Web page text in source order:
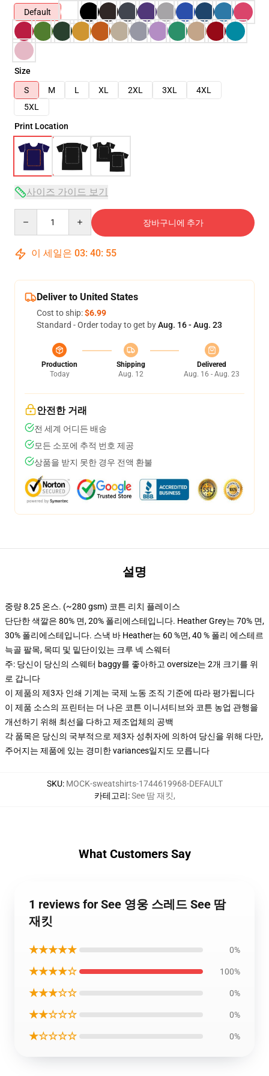
Default
Size
S
M L XL 2XL 3XL
4XL
5XL
Print Location
사이즈 가이드 보기
장바구니에 추가
이 세일은 03: 40: 55
Deliver to United States
Cost to ship:$6.99
Standard - Order today to get byAug. 16 - Aug. 23
Production
Today
Shipping
Aug. 12
Delivered
Aug. 16 - Aug. 23
안전한 거래
전 세계 어디든 배송
모든 소포에 추적 번호 제공
상품을 받지 못한 경우 전액 환불
설명
중량 8.25 온스. (~280 gsm) 코튼 리치 플레이스
단단한 색깔은 80% 면, 20% 폴리에스테입니다. Heather Grey는 70% 면,
30% 폴리에스테입니다. 스낵 바 Heather는 60 %면, 40 % 폴리 에스테르
늑골 팔목, 목띠 및 밑단이있는 크루 넥 스웨터
주: 당신이 당신의 스웨터 baggy를 좋아하고 oversize는 2개 크기를 위
로 갑니다
이 제품의 제3자 인쇄 기계는 국제 노동 조직 기준에 따라 평가됩니다
이 제품 소스의 프린터는 더 나은 코튼 이니셔티브와 코튼 농업 관행을
개선하기 위해 최선을 다하고 제조업체의 공백
각 품목은 당신의 국부적으로 제3자 성취자에 의하여 당신을 위해 다만,
주어지는 제품에 있는 경미한 variances일지도 모릅니다
SKU: MOCK-sweatshirts-1744619968-DEFAULT
카테고리:See 땀 재킷,
What Customers Say
1 reviews for See 영웅 스레드 See 땀
재킷
★★★★★ 0%
★★★★☆ 100%
★★★☆☆ 0%
★★☆☆☆ 0%
★☆☆☆☆ 0%